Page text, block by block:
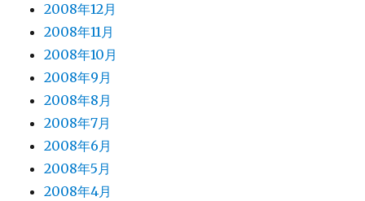
2008年12月
2008年11月
2008年10月
2008年9月
2008年8月
2008年7月
2008年6月
2008年5月
2008年4月